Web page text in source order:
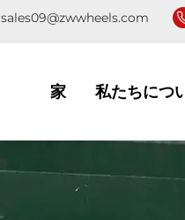
sales09@zwwheels.com
家 私たちにつ